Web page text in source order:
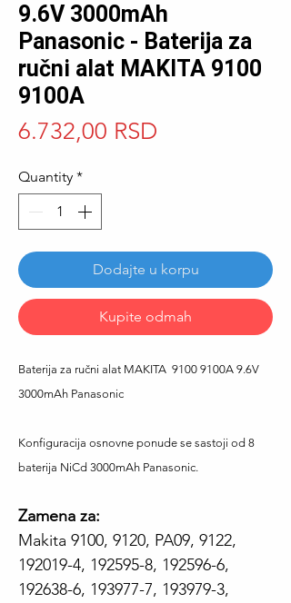
9.6V 3000mAh
Panasonic - Baterija za
ručni alat MAKITA 9100
9100A
6.732,00 RSD
Quantity *
Dodajte u korpu
Kupite odmah
Baterija za ručni alat MAKITA 9100 9100A 9.6V
3000mAh Panasonic
Konfiguracija osnovne ponude se sastoji od 8
baterija NiCd 3000mAh Panasonic.
Zamena za:
Makita 9100, 9120, PA09, 9122,
192019-4, 192595-8, 192596-6,
192638-6, 193977-7, 193979-3,